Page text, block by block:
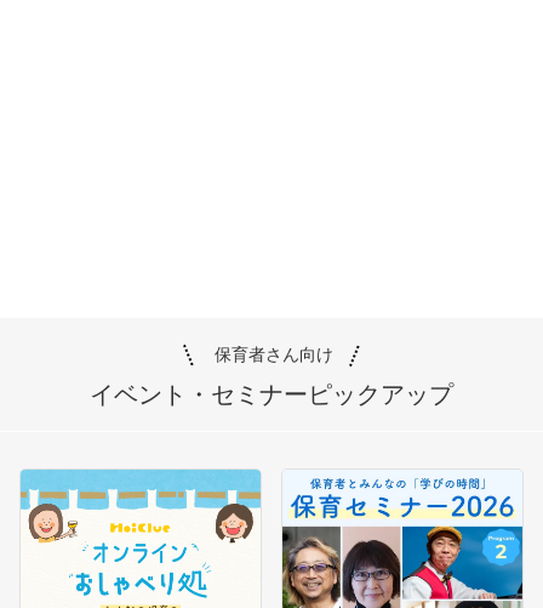
保育者さん向け
イベント・セミナーピックアップ